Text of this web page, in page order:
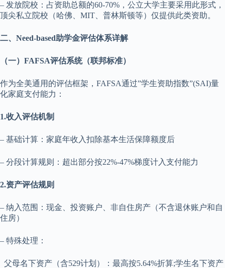
– 发放院校：占资助总额的60-70%，公立大学主要采用此形式，
顶尖私立院校（哈佛、MIT、普林斯顿等）仅提供此类资助。
二、Need-based助学金评估体系详解
（一）FAFSA评估系统（联邦标准）
作为全美通用的评估框架，FAFSA通过”学生资助指数”(SAI)量
化家庭支付能力：
1.收入评估机制
– 基础计算：家庭年收入扣除基本生活保障额度后
– 分段计算规则：超出部分按22%-47%梯度计入支付能力
2.资产评估规则
– 纳入范围：现金、投资账户、非自住房产（不含退休账户和自
住房）
– 特殊处理：
父母名下资产（含529计划）：最高按5.64%折算;学生名下资产